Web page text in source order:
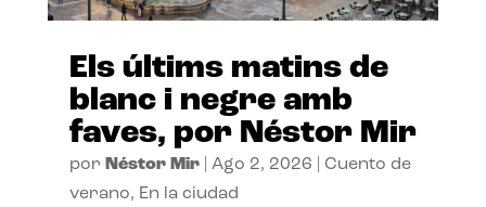
Els últims matins de
blanc i negre amb
faves, por Néstor Mir
por Néstor Mir| Ago 2, 2026
Cuento de
verano, En la ciudad